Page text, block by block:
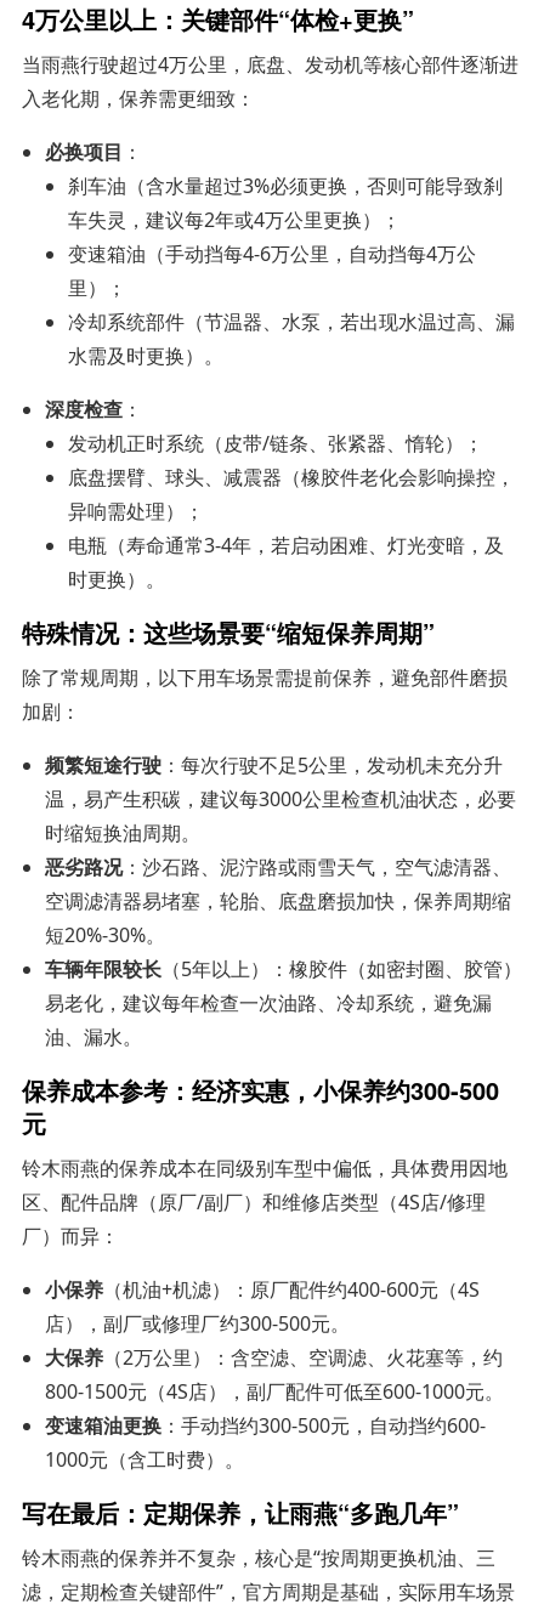
4万公里以上：关键部件“体检+更换”
当雨燕行驶超过4万公里，底盘、发动机等核心部件逐渐进
入老化期，保养需更细致：
必换项目 ：
刹车油（含水量超过3%必须更换，否则可能导致刹
车失灵，建议每2年或4万公里更换）；
变速箱油（手动挡每4-6万公里，自动挡每4万公
里）；
冷却系统部件（节温器、水泵，若出现水温过高、漏
水需及时更换）。
深度检查 ：
发动机正时系统（皮带/链条、张紧器、惰轮）；
底盘摆臂、球头、减震器（橡胶件老化会影响操控，
异响需处理）；
电瓶（寿命通常3-4年，若启动困难、灯光变暗，及
时更换）。
特殊情况：这些场景要“缩短保养周期”
除了常规周期，以下用车场景需提前保养，避免部件磨损
加剧：
频繁短途行驶 ：每次行驶不足5公里，发动机未充分升
温，易产生积碳，建议每3000公里检查机油状态，必要
时缩短换油周期。
恶劣路况：沙石路、泥泞路或雨雪天气，空气滤清器、
空调滤清器易堵塞，轮胎、底盘磨损加快，保养周期缩
短20%-30%。
车辆年限较长 （5年以上）：橡胶件（如密封圈、胶管）
易老化，建议每年检查一次油路、冷却系统，避免漏
油、漏水。
保养成本参考：经济实惠，小保养约300-500
元
铃木雨燕的保养成本在同级别车型中偏低，具体费用因地
区、配件品牌（原厂/副厂）和维修店类型（4S店/修理
厂）而异：
小保养 （机油+机滤）：原厂配件约400-600元（4S
店），副厂或修理厂约300-500元。
大保养 （2万公里）：含空滤、空调滤、火花塞等，约
800-1500元（4S店），副厂配件可低至600-1000元。
变速箱油更换 ：手动挡约300-500元，自动挡约600-
1000元（含工时费）。
写在最后：定期保养，让雨燕“多跑几年”
铃木雨燕的保养并不复杂，核心是“按周期更换机油、三
滤，定期检查关键部件”，官方周期是基础，实际用车场景